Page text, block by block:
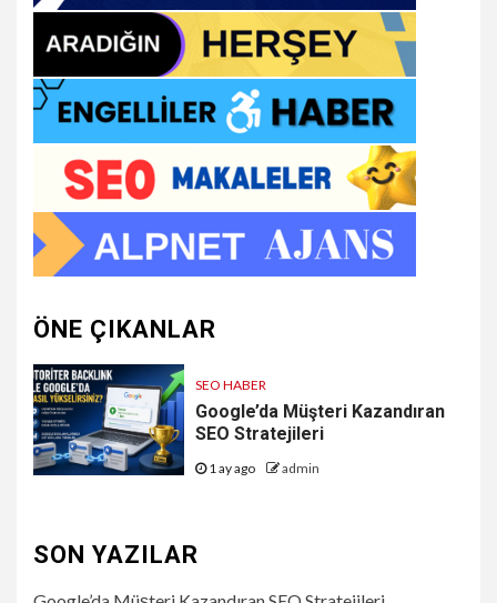
ÖNE ÇIKANLAR
SEO HABER
Google’da Müşteri Kazandıran
SEO Stratejileri
1 ay ago admin
SON YAZILAR